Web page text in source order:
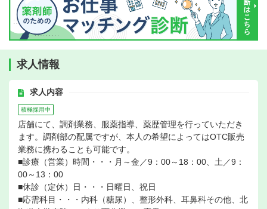
求人情報
求人内容
積極採用中
店舗にて、調剤業務、服薬指導、薬歴管理を行っていただき
ます。調剤部の配属ですが、本人の希望によってはOTC販売
業務に携わることも可能です。
■診療（営業）時間・・・月～金／9：00～18：00、土／9：
00～13：00
■休診（定休）日・・・日曜日、祝日
■応需科目・・・内科（糖尿）、整形外科、耳鼻科その他、北